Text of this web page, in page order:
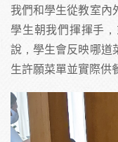
我們和學生從教室內
學生朝我們揮揮手
說，學生會反映哪道
生許願菜單並實際供